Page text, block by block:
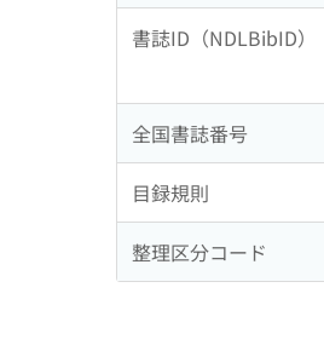
書誌ID（NDLBibID）
全国書誌番号
目録規則
整理区分コード